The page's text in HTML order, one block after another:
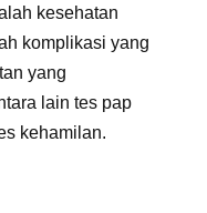
kesehatan
komplikasi yang
yang
lain tes pap
kehamilan.